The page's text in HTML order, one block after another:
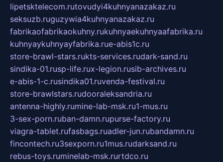
lipetsktelecom.rutovudyi4kuhnyanazakaz.ru
seksuzb.ruguzywia4kuhnyanazakaz.ru
fabrikaofabrikaokuhny.rukuhnyaekuhnyaafabrika.ru
kuhnyaykuhnyayfabrika.rue-abis1c.ru
store-brawl-stars.rukts-services.rudark-sand.ru
sindika-01.rusp-life.rux-legion.rusib-archives.ru
e-abis-1-c.rusindika01.ruvenda-festival.ru
store-brawlstars.rudooraleksandria.ru
antenna-highly.rumine-lab-msk.ru1-mus.ru
3-sex-porn.ruban-damn.rupurse-factory.ru
viagra-tablet.rufasbags.ruadler-jun.rubandamn.ru
fincontech.ru3sexporn.ru1mus.rudarksand.ru
rebus-toys.ruminelab-msk.rurtdco.ru